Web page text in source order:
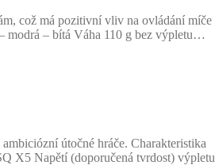
což má pozitivní vliv na ovládání míče
– bítá Váha 110 g bez výpletu…
útočné hráče. Charakteristika
X5 Napětí (doporučená tvrdost) výpletu